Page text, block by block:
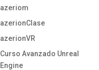
azeriom
azerionClase
azerionVR
Curso Avanzado Unreal
Engine